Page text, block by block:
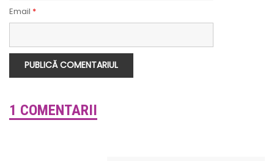
Email *
1 COMENTARII